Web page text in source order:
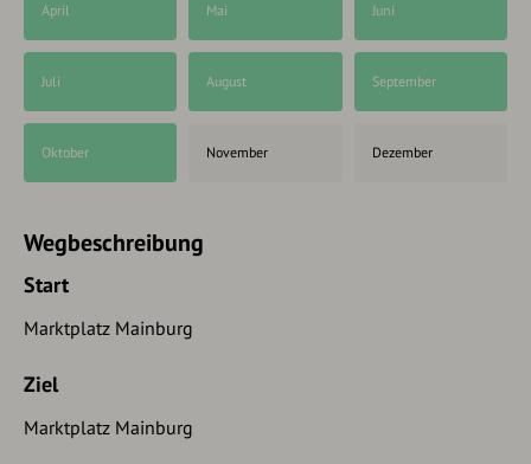
April Mai Juni
Juli August September
Oktober November Dezember
Wegbeschreibung
Start
Marktplatz Mainburg
Ziel
Marktplatz Mainburg